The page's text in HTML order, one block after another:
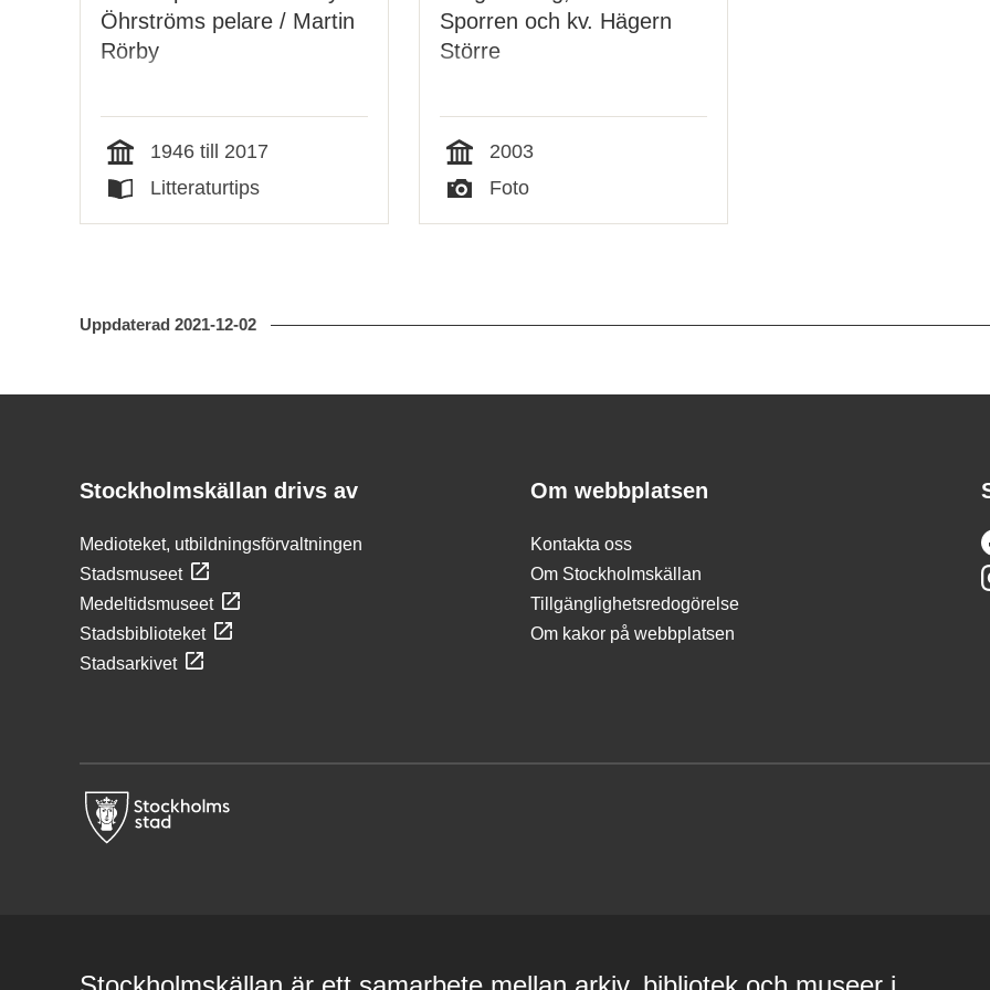
Öhrströms pelare / Martin
Rörby
Tid
1946 till 2017
Litteraturtips
Sporren och kv. Hägern
Större
Tid
2003
Foto
Uppdaterad 2021-12-02
Stockholmskällan drivs av
Medioteket, utbildningsförvaltningen
Stadsmuseet
Medeltidsmuseet
Stadsbiblioteket
Stadsarkivet
Om webbplatsen
Kontakta oss
Om Stockholmskällan
Tillgänglighetsredogörelse
Om kakor på webbplatsen